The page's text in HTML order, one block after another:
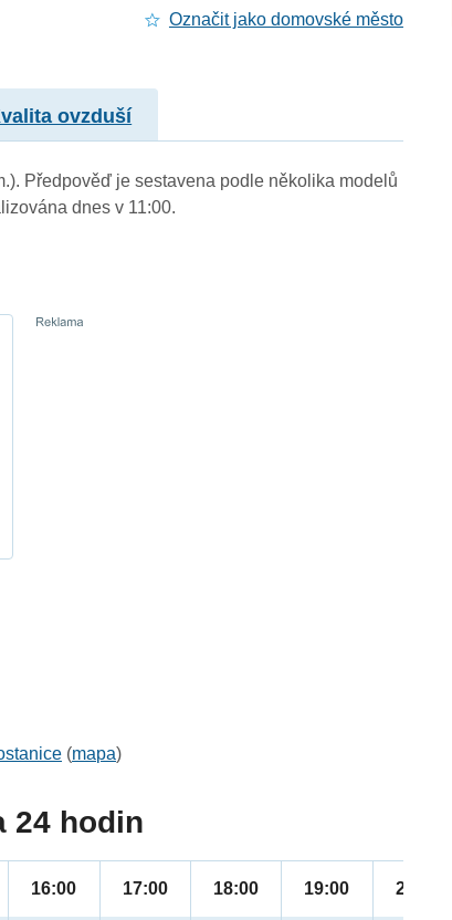
Označit jako domovské město
ovzduší
Předpověď je sestavena podle několika modelů
dnes v 11:00.
(mapa)
24 hodin
16:00 17:00 18:00 19:00 20:00